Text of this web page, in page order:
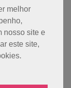
melhor
nosso site e
este site,